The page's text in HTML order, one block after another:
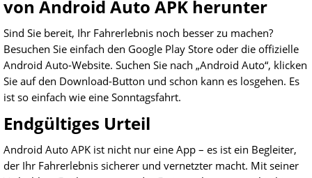
von Android Auto APK herunter
Sind Sie bereit, Ihr Fahrerlebnis noch besser zu machen?
Besuchen Sie einfach den Google Play Store oder die offizielle
Android Auto-Website. Suchen Sie nach „Android Auto“, klicken
Sie auf den Download-Button und schon kann es losgehen. Es
ist so einfach wie eine Sonntagsfahrt.
Endgültiges Urteil
Android Auto APK ist nicht nur eine App – es ist ein Begleiter,
der Ihr Fahrerlebnis sicherer und vernetzter macht. Mit seiner